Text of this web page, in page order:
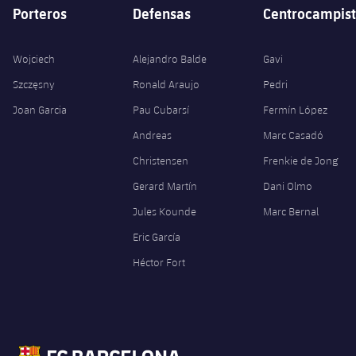
Porteros
Wojciech
Szczęsny
Joan Garcia
Defensas
Alejandro Balde
Ronald Araujo
Pau Cubarsí
Andreas
Christensen
Gerard Martín
Jules Kounde
Eric García
Héctor Fort
Gavi
Pedri
Fermín López
Marc Casadó
Frenkie de Jong
Dani Olmo
Marc Bernal